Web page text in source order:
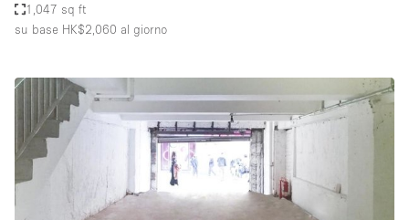
1,047 sq ft
su base HK$2,060 al giorno